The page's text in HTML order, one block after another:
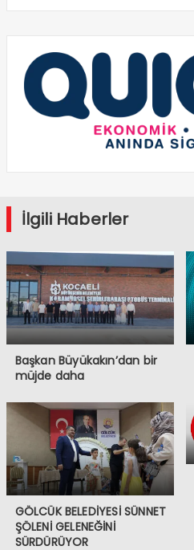
İlgili Haberler
Başkan Büyükakın’dan bir
müjde daha
GÖLCÜK BELEDİYESİ SÜNNET
ŞÖLENİ GELENEĞİNİ
SÜRDÜRÜYOR